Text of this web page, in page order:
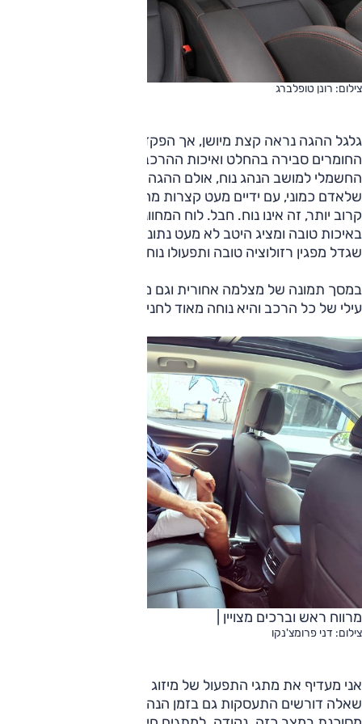
צילום: רונן טופלברג
גלגל ההגה נראה קצת מיושן, אך הפקדים נוחים לתפעול. איכות
החומרים סבירה בהחלט ואיכות ההרכבה טובה מאוד. הכוונון
החשמלי למושב הנהג נוח, אולם ההגה אינו נע על ציר האורך, כך
שלאדם כמוני, עם ידיים מעט קצרות מהממוצע שחייב לשבת
קרוב יותר, זה אינו נוח. חבל. לוח המחוונים המוקרן והחדש
באיכות טובה ומציג היטב לא מעט נתונים. מסך המולטימדיה
שגדל מפגין רזולוציה טובה ותפעולו נוח.
במסך תמונה של מצלמה אחורית וגם מצלמת מעוף ציפור למבט
עילי של כל הרכב והיא נוחה מאוד לחניות צפופות.
מרווח ראש וברכים מצויין |
צילום: דני פרומצ'נקו
אני מעדיף את מתגי התפעול של מיזוג האוויר מחוץ למסך, מכיוון
שאלה דורשים התעסקות גם בזמן הנהיגה, וכזאת עשויה להיות